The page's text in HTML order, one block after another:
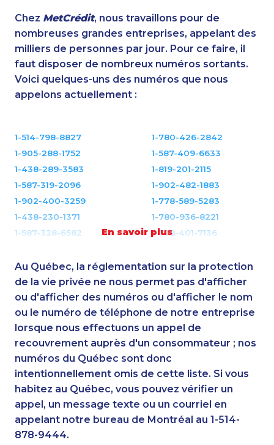
Chez MetCrédit, nous travaillons pour de
nombreuses grandes entreprises, appelant des
milliers de personnes par jour. Pour ce faire, il
faut disposer de nombreux numéros sortants.
Voici quelques-uns des numéros que nous
appelons actuellement :
En savoir plus
1-514-798-8827
1-780-426-2842
1-905-288-1752
1-587-409-6633
1-438-289-3583
1-819-201-2115
1-587-319-2096
1-902-482-1883
1-902-400-3259
1-778-589-5283
1-438-230-1371
1-780-936-8221
1-587-328-6582
1-778-401-7136
1-416-208-7125
1-647-494-7804
1-778-329-9754
1-587-328-6537
1-647-245-1044
1-780-969-8965
1-587-489-1493
1-902-482-2176
1-514-448-9213
1-514-448-1275
1-587-328-6594
1-902-482-1316
1-877-677-8066
1-905-288-1051
1-587-328-6551
1-902-201-9360
1-877-776-6214
1-647-715-9370
1-647-245-1047
1-587-316-3405
1-289-777-9448
1-437-900-0340
1-844-788-4922
Au Québec, la réglementation sur la protection
de la vie privée ne nous permet pas d'afficher
ou d'afficher des numéros ou d'afficher le nom
ou le numéro de téléphone de notre entreprise
lorsque nous effectuons un appel de
recouvrement auprès d'un consommateur ; nos
numéros du Québec sont donc
intentionnellement omis de cette liste. Si vous
habitez au Québec, vous pouvez vérifier un
appel, un message texte ou un courriel en
appelant notre bureau de Montréal au 1-514-
878-9444.